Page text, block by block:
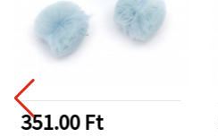
351.00 Ft